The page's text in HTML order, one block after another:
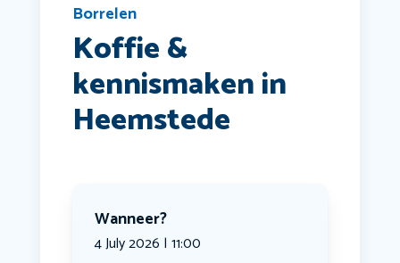
Borrelen
Koffie &
kennismaken in
Heemstede
Wanneer?
4 July 2026 | 11:00